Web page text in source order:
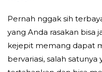
Pernah nggak sih
yang Anda rasakan bisa
kejepit memang dapat
bervariasi, salah